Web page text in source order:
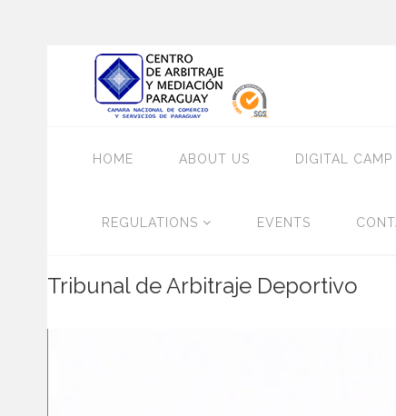
HOME ABOUT US DIGITAL CAMP
REGULATIONS EVENTS
Tribunal de Arbitraje Deportivo